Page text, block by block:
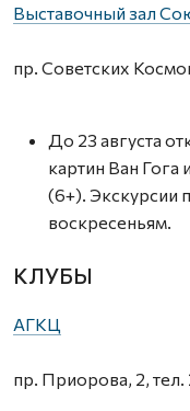
Выставочный зал
пр. Советских
До 23 августа
картин Ван Гога
(6+). Экскурсии
воскресеньям.
КЛУБЫ
АГКЦ
пр. Приорова, 2, тел.